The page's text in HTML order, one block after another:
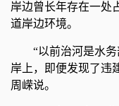
岸边曾长年存在一处
道岸边环境。
“以前治河是水
岸上，即便发现了违
周嵘说。